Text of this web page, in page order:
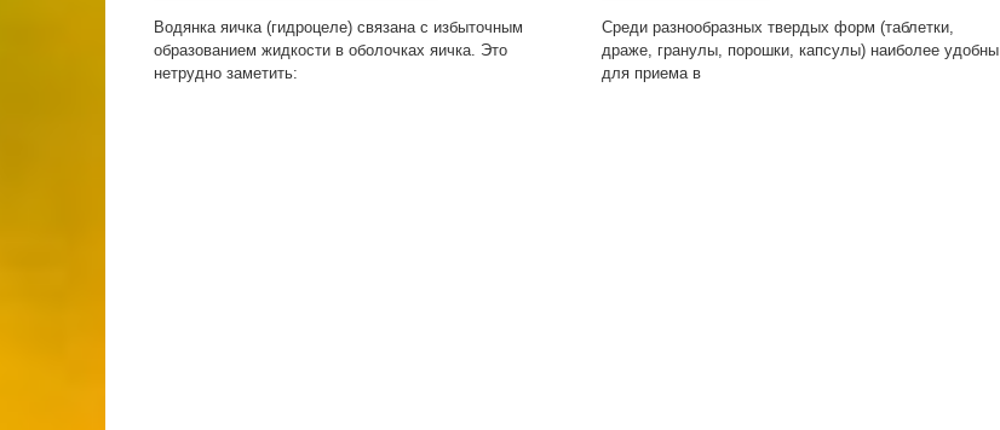
Водянка яичка (гидроцеле) связана с избыточ­ным
образованием жидкости в оболочках яичка. Это
нетрудно заметить:
Среди разнообразных твердых форм (таблетки,
драже, гранулы, порошки, капсулы) наиболее удоб­ны
для приема в